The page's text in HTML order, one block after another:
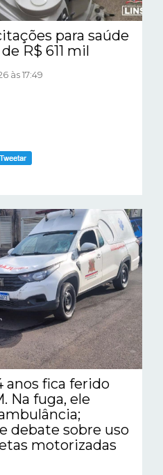
para saúde
R$ 611 mil
às 17:49
anos fica ferido
Na fuga, ele
debate sobre uso
motorizadas